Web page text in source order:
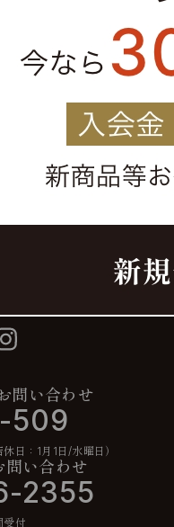
問い合わせ
509
日：1月1日/水曜日）
い合わせ
2355
受付